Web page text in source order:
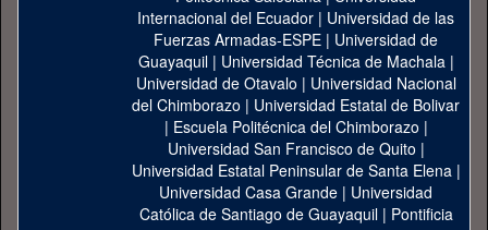
Internacional del Ecuador | Universidad de las
Fuerzas Armadas-ESPE | Universidad de
Guayaquil| Universidad Técnica de Machala|
Universidad de Otavalo | Universidad Nacional
del Chimborazo | Universidad Estatal de Bolivar
| Escuela Politécnica del Chimborazo |
Universidad San Francisco de Quito |
Universidad Estatal Peninsular de Santa Elena|
Universidad Casa Grande | Universidad
Católica de Santiago de Guayaquil| Pontificia